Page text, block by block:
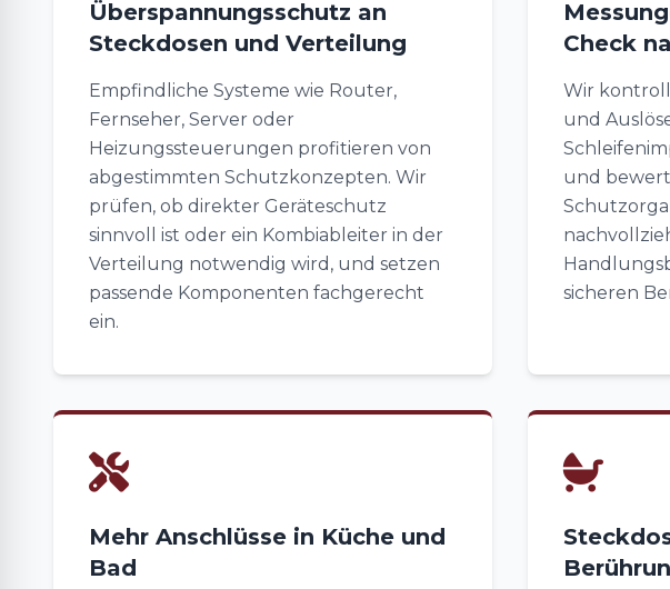
Überspannungsschutz an
Steckdosen und Verteilung
Empfindliche Systeme wie Router,
Fernseher, Server oder
Heizungssteuerungen profitieren von
abgestimmten Schutzkonzepten. Wir
prüfen, ob direkter Geräteschutz
sinnvoll ist oder ein Kombiableiter in der
Verteilung notwendig wird, und setzen
passende Komponenten fachgerecht
ein.
Check
Wir
und
und
sicheren
Mehr Anschlüsse in Küche und
Bad